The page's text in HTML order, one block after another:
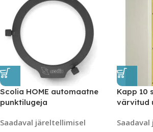
Scolia HOME automaatne
punktilugeja
Saadaval järeltellimisel
Kapp 10
värvitud